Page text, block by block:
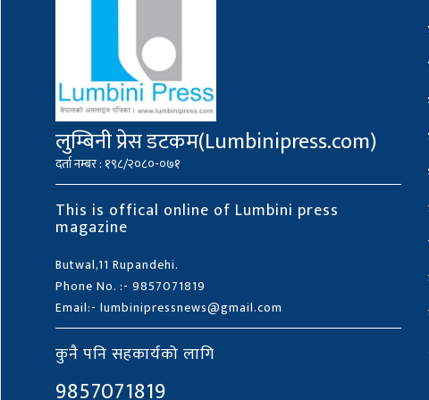
लुम्बिनी प्रेस डटकम(Lumbinipress.com)
दर्ता नम्बर : १९८/२०८०-०७१
This is offical online of Lumbini press
magazine
Butwal,11 Rupandehi.
Phone No. :- 9857071819
Email:- lumbinipressnews@gmail.com
कुनै पनि सहकार्यको लागि
9857071819